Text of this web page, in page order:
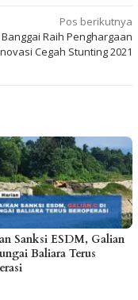
Pos berikutnya
Banggai Raih Penghargaan
Cegah Stunting 2021
Sanksi ESDM, Galian
Baliara Terus